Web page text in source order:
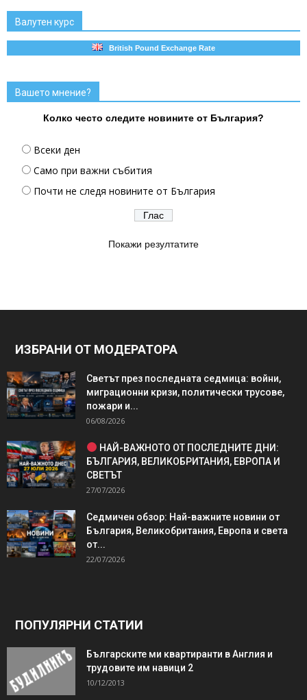
Валутен курс
British Pound Exchange Rate
Вашето мнение?
Колко често следите новините от България?
Всеки ден
Само при важни събития
Почти не следя новините от България
Покажи резултатите
ИЗБРАНИ ОТ МОДЕРАТОРА
Светът през последната седмица: войни,
миграционни кризи, политически трусове,
пожари и...
06/08/2026
НАЙ-ВАЖНОТО ОТ ПОСЛЕДНИТЕ ДНИ:
БЪЛГАРИЯ, ВЕЛИКОБРИТАНИЯ, ЕВРОПА И
СВЕТЪТ
27/07/2026
Седмичен обзор: Най-важните новини от
България, Великобритания, Европа и света
от...
22/07/2026
ПОПУЛЯРНИ СТАТИИ
Българските ми квартиранти в Англия и
трудовите им навици 2
10/12/2013